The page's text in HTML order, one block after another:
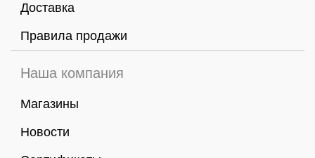
Доставка
Правила продажи
Наша компания
Магазины
Новости